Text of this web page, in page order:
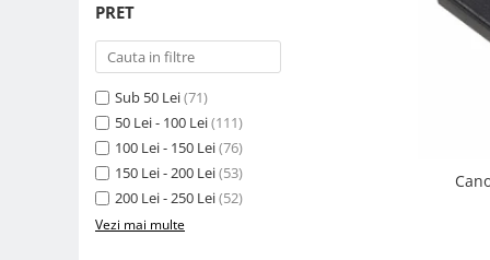
Blitz-uri circulare (Macro)
Adaptoare stativ port umbrela si
Comander TTL
Cabluri TTL
Cabluri si Patine Sincron
Alimentare auxiliara blitz
PRET
Sub 50 Lei(71)
50 Lei - 100 Lei(111)
100 Lei - 150 Lei(76)
150 Lei - 200 Lei(53)
200 Lei - 250 Lei(52)
Vezi mai multe